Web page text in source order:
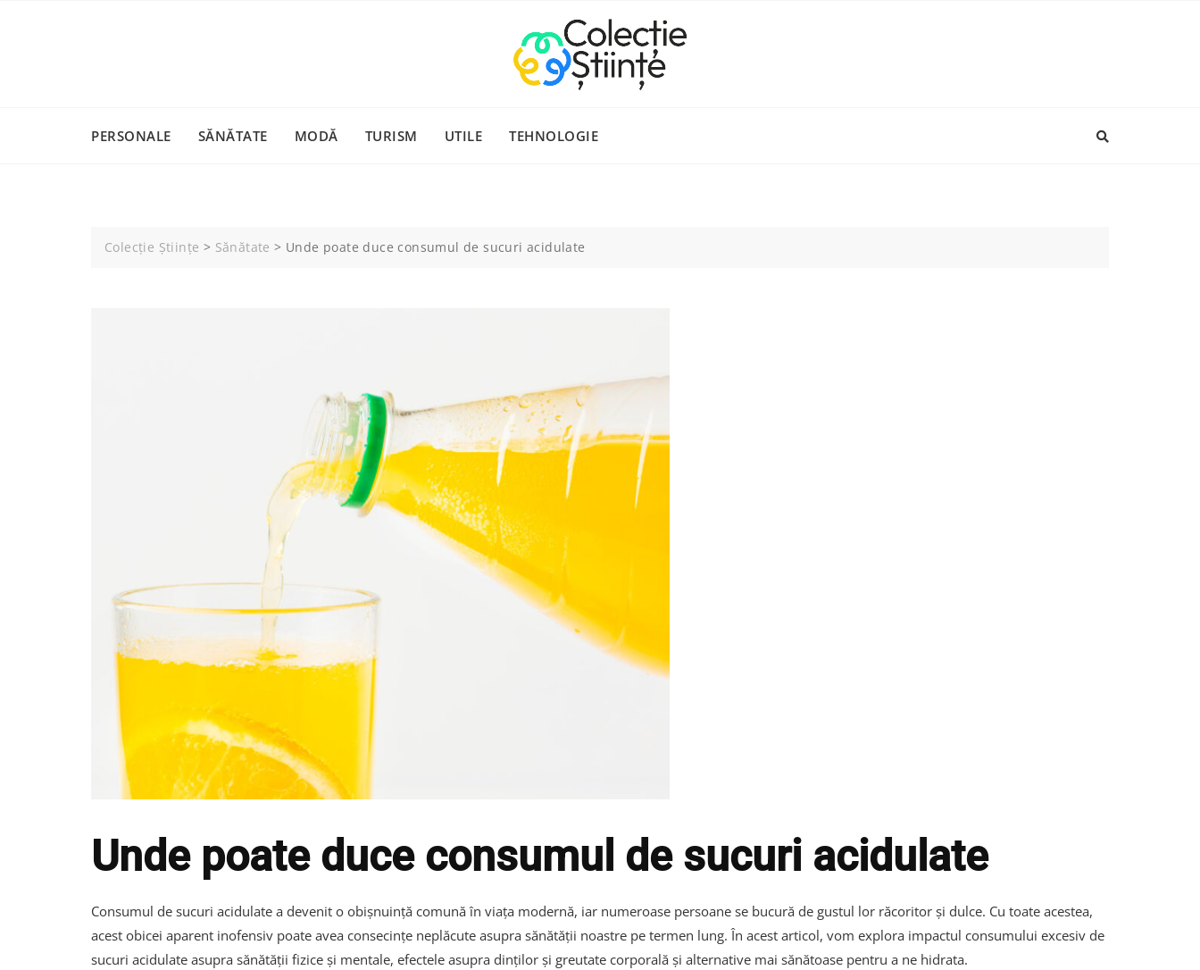
PERSONALE SĂNĂTATE MODĂ TURISM UTILE TEHNOLOGIE
Colecție Științe > Sănătate > Unde poate duce consumul de sucuri acidulate
Unde poate duce consumul de sucuri acidulate
Consumul de sucuri acidulate a devenit o obișnuință comună în viața modernă, iar numeroase persoane se bucură de gustul lor răcoritor și dulce. Cu toate acestea,
acest obicei aparent inofensiv poate avea consecințe neplăcute asupra sănătății noastre pe termen lung. În acest articol, vom explora impactul consumului excesiv de
sucuri acidulate asupra sănătății fizice și mentale, efectele asupra dinților și greutate corporală și alternative mai sănătoase pentru a ne hidrata.